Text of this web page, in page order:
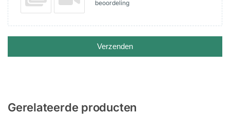
beoordeling
Verzenden
Gerelateerde producten